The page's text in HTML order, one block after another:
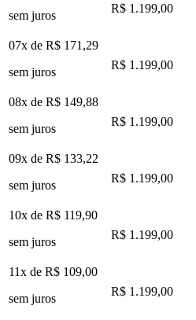
sem juros
R$ 1.199,00
07x de R$ 171,29
sem juros
R$ 1.199,00
08x de R$ 149,88
sem juros
R$ 1.199,00
09x de R$ 133,22
sem juros
R$ 1.199,00
10x de R$ 119,90
sem juros
R$ 1.199,00
11x de R$ 109,00
sem juros
R$ 1.199,00